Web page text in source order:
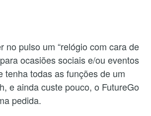
no pulso um “relógio com cara de
ocasiões sociais e/ou eventos
tenha todas as funções de um
e ainda custe pouco, o FutureGo
pedida.